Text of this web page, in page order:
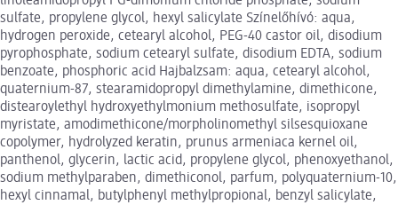
sulfate, propylene glycol, hexyl salicylate Színelőhívó: aqua,
hydrogen peroxide, cetearyl alcohol, PEG-40 castor oil, disodium
pyrophosphate, sodium cetearyl sulfate, disodium EDTA, sodium
benzoate, phosphoric acid Hajbalzsam: aqua, cetearyl alcohol,
quaternium-87, stearamidopropyl dimethylamine, dimethicone,
distearoylethyl hydroxyethylmonium methosulfate, isopropyl
myristate, amodimethicone/morpholinomethyl silsesquioxane
copolymer, hydrolyzed keratin, prunus armeniaca kernel oil,
panthenol, glycerin, lactic acid, propylene glycol, phenoxyethanol,
sodium methylparaben, dimethiconol, parfum, polyquaternium-10,
hexyl cinnamal, butylphenyl methylpropional, benzyl salicylate,